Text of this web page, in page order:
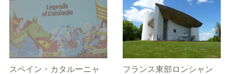
スペイン・カタルーニャ
フランス東部ロンシャン